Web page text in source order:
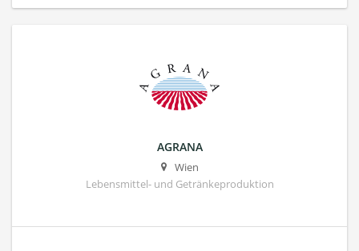
AGRANA
Wien
Lebensmittel- und Getränkeproduktion